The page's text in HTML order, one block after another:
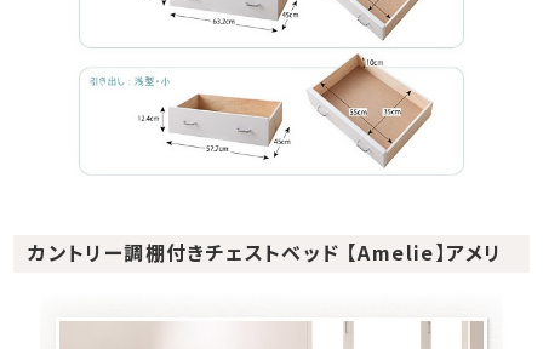
カントリー調棚付きチェストベッド 【Amelie】アメリ